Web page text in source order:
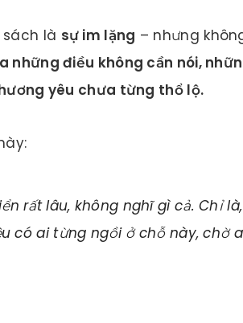
là sự im lặng – nhưng
những điều không cần nói,
yêu chưa từng thổ lộ.
rất lâu, không nghĩ gì cả. Chỉ
có ai từng ngồi ở chỗ này, chờ